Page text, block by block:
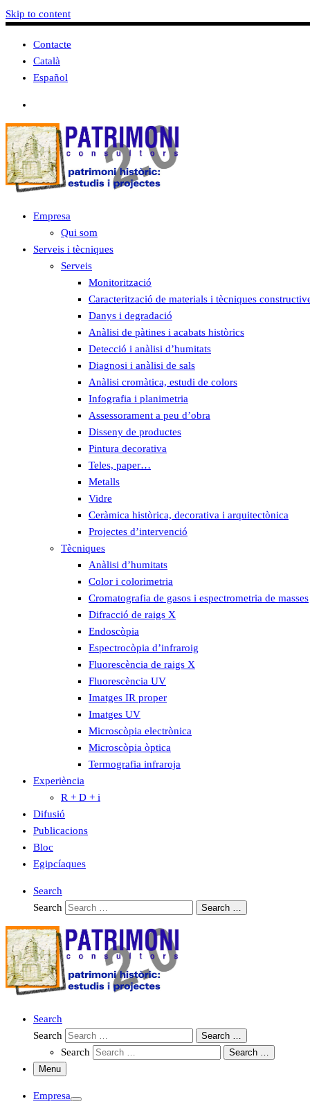
Skip to content
Contacte
Català
Español
Empresa
Qui som
Serveis i tècniques
Serveis
Monitorització
Caracterització de materials i tècniques
Danys i degradació
Anàlisi de pàtines i acabats històrics
Detecció i anàlisi d’humitats
Diagnosi i anàlisi de sals
Anàlisi cromàtica, estudi de colors
Infografia i planimetria
Assessorament a peu d’obra
Disseny de productes
Pintura decorativa
Teles, paper…
Metalls
Vidre
Ceràmica històrica, decorativa i arquitectònica
Projectes d’intervenció
Tècniques
Anàlisi d’humitats
Color i colorimetria
Cromatografia de gasos i espectrometria de masses
Difracció de raigs X
Endoscòpia
Espectrocòpia d’infraroig
Fluorescència de raigs X
Fluorescència UV
Imatges IR proper
Imatges UV
Microscòpia electrònica
Microscòpia òptica
Termografia infraroja
Experiència
R + D + i
Difusió
Publicacions
Bloc
Egipcíaques
Search
Search
Search …
Search
Search
Search …
Search
Search …
Menu
Empresa